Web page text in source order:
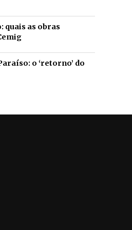
quais as obras
o ‘retorno’ do